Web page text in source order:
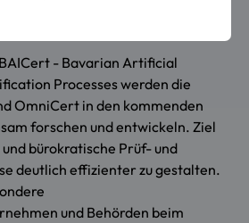
Verwaltung und ganze
- Bavarian Artificial
Processes werden die
OmniCert in den kommenden
forschen und entwickeln. Ziel
bürokratische Prüf- und
deutlich effizienter zu gestalten.
und Behörden beim